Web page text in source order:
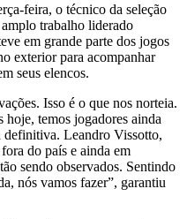
feira, o técnico da seleção
trabalho liderado
em grande parte dos jogos
exterior para acompanhar
seus elencos.
Isso é o que nos norteia.
temos jogadores ainda
definitiva. Leandro Vissotto,
do país e ainda em
sendo observados. Sentindo
nós vamos fazer”, garantiu